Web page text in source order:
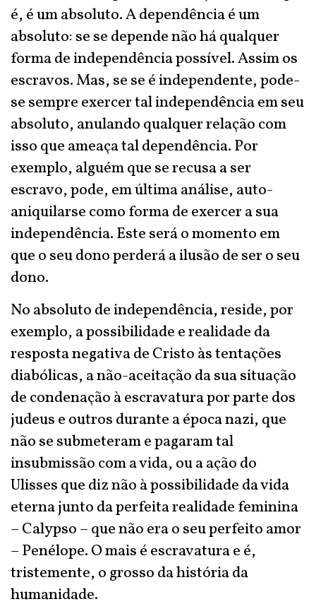
é, é um absoluto. A dependência é um
absoluto: se se depende não há qualquer
forma de independência possível. Assim os
escravos. Mas, se se é independente, pode-
se sempre exercer tal independência em seu
absoluto, anulando qualquer relação com
isso que ameaça tal dependência. Por
exemplo, alguém que se recusa a ser
escravo, pode, em última análise, auto-
aniquilarse como forma de exercer a sua
independência. Este será o momento em
que o seu dono perderá a ilusão de ser o seu
dono.
No absoluto de independência, reside, por
exemplo, a possibilidade e realidade da
resposta negativa de Cristo às tentações
diabólicas, a não-aceitação da sua situação
de condenação à escravatura por parte dos
judeus e outros durante a época nazi, que
não se submeteram e pagaram tal
insubmissão com a vida, ou a ação do
Ulisses que diz não à possibilidade da vida
eterna junto da perfeita realidade feminina
– Calypso – que não era o seu perfeito amor
– Penélope. O mais é escravatura e é,
tristemente, o grosso da história da
humanidade.